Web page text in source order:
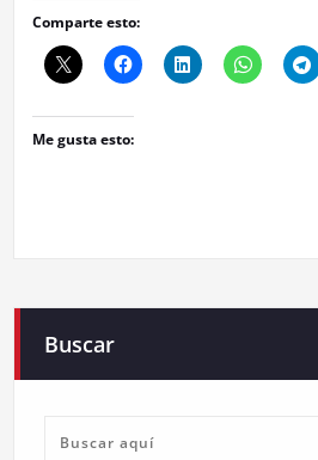
Comparte esto:
Me gusta esto:
Buscar